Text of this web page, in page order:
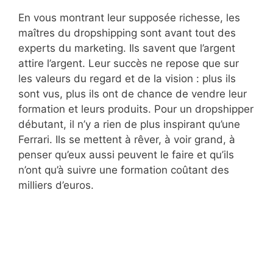
En vous montrant leur supposée richesse, les
maîtres du dropshipping sont avant tout des
experts du marketing. Ils savent que l’argent
attire l’argent. Leur succès ne repose que sur
les valeurs du regard et de la vision : plus ils
sont vus, plus ils ont de chance de vendre leur
formation et leurs produits. Pour un dropshipper
débutant, il n’y a rien de plus inspirant qu’une
Ferrari. Ils se mettent à rêver, à voir grand, à
penser qu’eux aussi peuvent le faire et qu’ils
n’ont qu’à suivre une formation coûtant des
milliers d’euros.